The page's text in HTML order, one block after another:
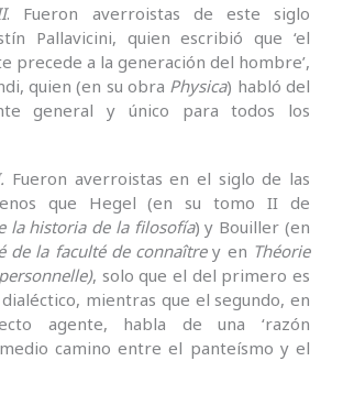
. Fueron averroistas de este siglo
Pallavicini, quien escribió que ‘el
precede a la generación del hombre’,
quien (en su obra Physica) habló del
general y único para todos los
Fueron averroistas en el siglo de las
que Hegel (en su tomo II de
la historia de la filosofía) y Bouiller (en
de la faculté de connaîtrey en Théorie
, solo que el del primero es
mientras que el segundo, en
agente, habla de una ‘razón
camino entre el panteísmo y el